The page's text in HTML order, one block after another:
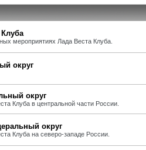
мероприятиях Лада Веста Клуба.
округ
округ
Клуба в центральной части России.
округ
Клуба на северо-западе России.